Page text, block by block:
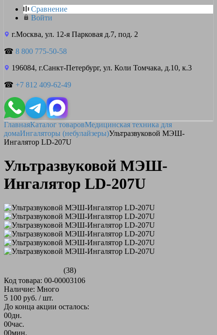
Сравнение
Войти
г.Москва, ул. 12-я Парковая д.7, под. 2
☎ 8 800 775-50-58
196084, г.Санкт-Петербург, ул. Коли Томчака, д.10, к.3
☎ +7 812 409-62-49
ГлавнаяКаталог товаровМедицинская техника для
домаИнгаляторы (небулайзеры)Ультразвуковой МЭШ-
Ингалятор LD-207U
Ультразвуковой МЭШ-
Ингалятор LD-207U
(38)
Код товара: 00-00003106
Наличие: Много
5 100 руб. / шт.
До конца акции осталось:
00дн.
00час.
00мин.